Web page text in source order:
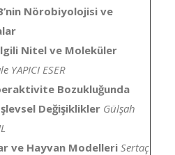
Nörobiyolojisi ve
Nitel ve Moleküler
YAPICI ESER
Bozukluğunda
Değişiklikler Gülşah
ve Hayvan Modelleri Sertaç